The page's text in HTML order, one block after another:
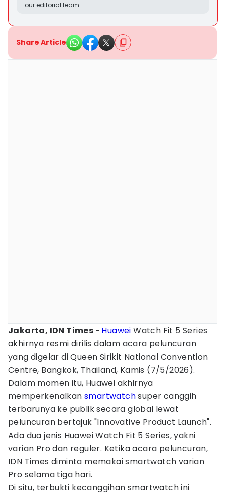
our editorial team.
Share Article
Jakarta, IDN Times - Huawei Watch Fit 5 Series
akhirnya resmi dirilis dalam acara peluncuran
yang digelar di Queen Sirikit National Convention
Centre, Bangkok, Thailand, Kamis (7/5/2026).
Dalam momen itu, Huawei akhirnya
memperkenalkan smartwatchsuper canggih
terbarunya ke publik secara global lewat
peluncuran bertajuk "Innovative Product Launch".
Ada dua jenis Huawei Watch Fit 5 Series, yakni
varian Pro dan reguler. Ketika acara peluncuran,
IDN Times diminta memakai smartwatch varian
Pro selama tiga hari.
Di situ, terbukti kecanggihan smartwatch ini